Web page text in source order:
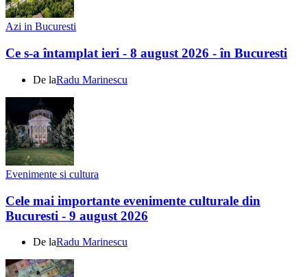
Azi in Bucuresti
Ce s-a întamplat ieri - 8 august 2026 - în Bucuresti
De laRadu Marinescu
Evenimente si cultura
Cele mai importante evenimente culturale din
Bucuresti - 9 august 2026
De laRadu Marinescu